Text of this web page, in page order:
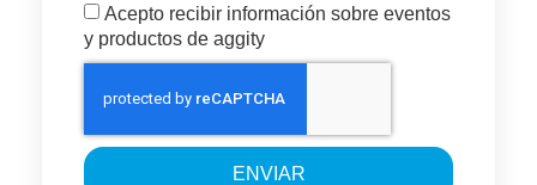
Acepto recibir información sobre eventos
y productos de aggity
ENVIAR